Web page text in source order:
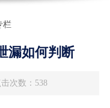
栏
漏如何判断
击次数：538